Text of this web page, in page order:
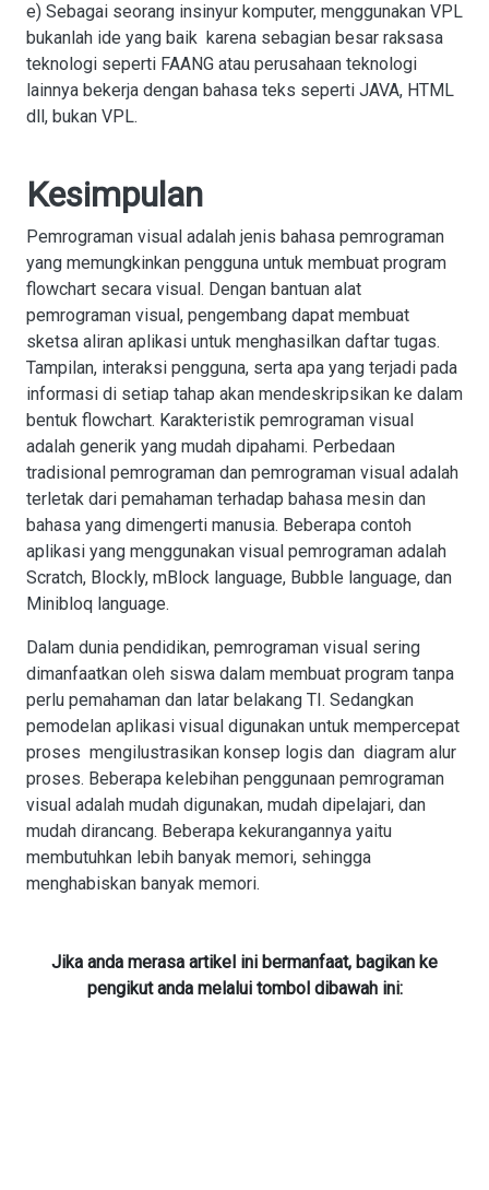
e) Sebagai seorang insinyur komputer, menggunakan VPL
bukanlah ide yang baik karena sebagian besar raksasa
teknologi seperti FAANG atau perusahaan teknologi
lainnya bekerja dengan bahasa teks seperti JAVA, HTML
dll, bukan VPL.
Kesimpulan
Pemrograman visual adalah jenis bahasa pemrograman
yang memungkinkan pengguna untuk membuat program
flowchart secara visual. Dengan bantuan alat
pemrograman visual, pengembang dapat membuat
sketsa aliran aplikasi untuk menghasilkan daftar tugas.
Tampilan, interaksi pengguna, serta apa yang terjadi pada
informasi di setiap tahap akan mendeskripsikan ke dalam
bentuk flowchart. Karakteristik pemrograman visual
adalah generik yang mudah dipahami. Perbedaan
tradisional pemrograman dan pemrograman visual adalah
terletak dari pemahaman terhadap bahasa mesin dan
bahasa yang dimengerti manusia. Beberapa contoh
aplikasi yang menggunakan visual pemrograman adalah
Scratch, Blockly, mBlock language, Bubble language, dan
Minibloq language.
Dalam dunia pendidikan, pemrograman visual sering
dimanfaatkan oleh siswa dalam membuat program tanpa
perlu pemahaman dan latar belakang TI. Sedangkan
pemodelan aplikasi visual digunakan untuk mempercepat
proses mengilustrasikan konsep logis dan diagram alur
proses. Beberapa kelebihan penggunaan pemrograman
visual adalah mudah digunakan, mudah dipelajari, dan
mudah dirancang. Beberapa kekurangannya yaitu
membutuhkan lebih banyak memori, sehingga
menghabiskan banyak memori.
Jika anda merasa artikel ini bermanfaat, bagikan ke
pengikut anda melalui tombol dibawah ini: